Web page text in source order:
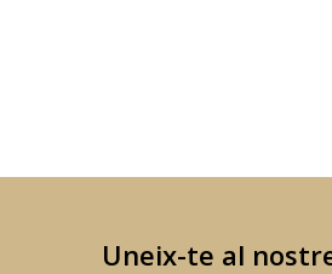
Uneix-te al